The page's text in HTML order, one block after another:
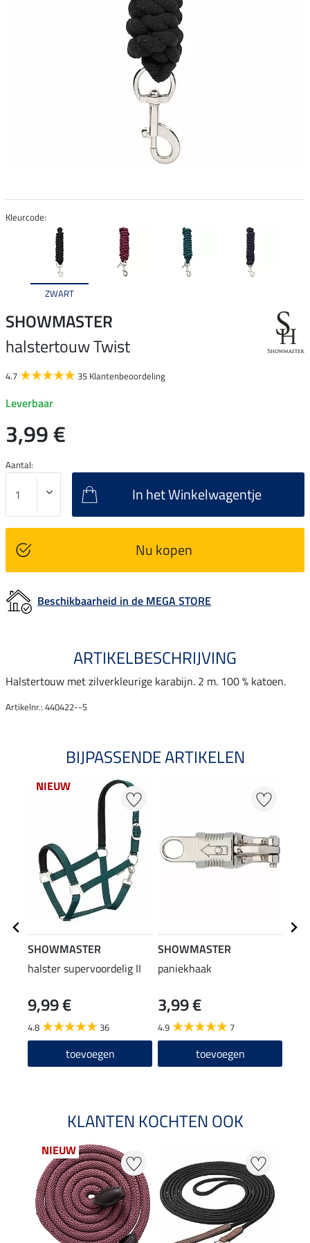
Kleurcode:
ZWART
SHOWMASTER
halstertouw Twist
4.7 35 Klantenbeoordeling
Leverbaar
3,99 €
Aantal:
In het Winkelwagentje
Nu kopen
Beschikbaarheid in de MEGA STORE
ARTIKELBESCHRIJVING
Halstertouw met zilverkleurige karabijn. 2 m. 100 % katoen.
Artikelnr.: 440422--S
BIJPASSENDE ARTIKELEN
NIEUW
SHOWMASTER
halster supervoordelig II
9,99 €
4.8 36
toevoegen
SHOWMASTER
paniekhaak
3,99 €
4.9 7
toevoegen
KLANTEN KOCHTEN OOK
NIEUW